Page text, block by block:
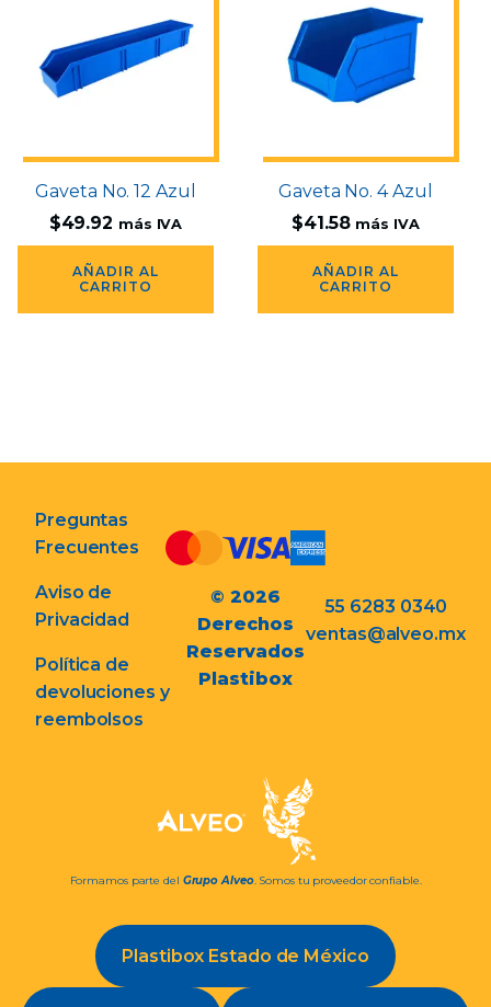
Gaveta No. 12 Azul
$49.92 más IVA
AÑADIR AL
CARRITO
Gaveta No. 4 Azul
$41.58 más IVA
AÑADIR AL
CARRITO
Preguntas
Frecuentes
Aviso de
Privacidad
Política de
devoluciones y
reembolsos
© 2026
Derechos
Reservados
Plastibox
55 6283 0340
ventas@alveo.mx
Formamos parte del Grupo Alveo. Somos tu proveedor confiable.
Plastibox Estado de México